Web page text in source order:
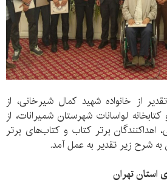
از خانواده شهید کمال شیرخانی، از
لواسانات شهرستان شمیرانات، از
اهداکنندگان برتر کتاب و کتاب‌های برتر
شرح زیر تقدیر به عمل آمد.
استان تهران